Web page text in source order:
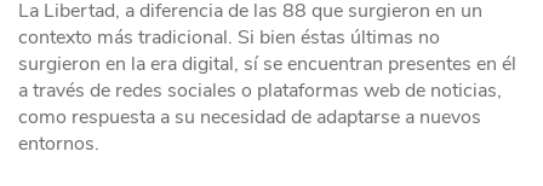
La Libertad, a diferencia de las 88 que surgieron en un
contexto más tradicional. Si bien éstas últimas no
surgieron en la era digital, sí se encuentran presentes en él
a través de redes sociales o plataformas web de noticias,
como respuesta a su necesidad de adaptarse a nuevos
entornos.